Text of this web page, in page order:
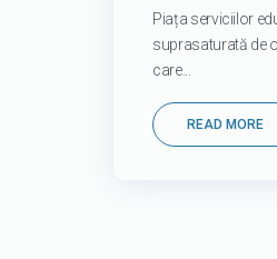
Piața serviciilor
suprasaturată de
care...
READ MORE